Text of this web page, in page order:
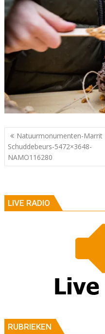
Berichtnavigatie
Natuurmonumenten-Marrit
Schuddebeurs-5472×3648-
NAMO116280
LIVE RADIO
RUBRIEKEN